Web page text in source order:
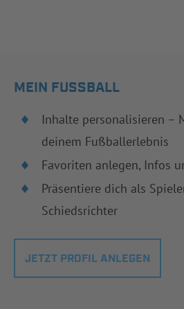
MEIN FUSSBALL
Inhalte personalisieren –
deinem Fußballerlebnis
Favoriten anlegen, Infos
Präsentiere dich als
Schiedsrichter
JETZT PROFIL ANLEGEN